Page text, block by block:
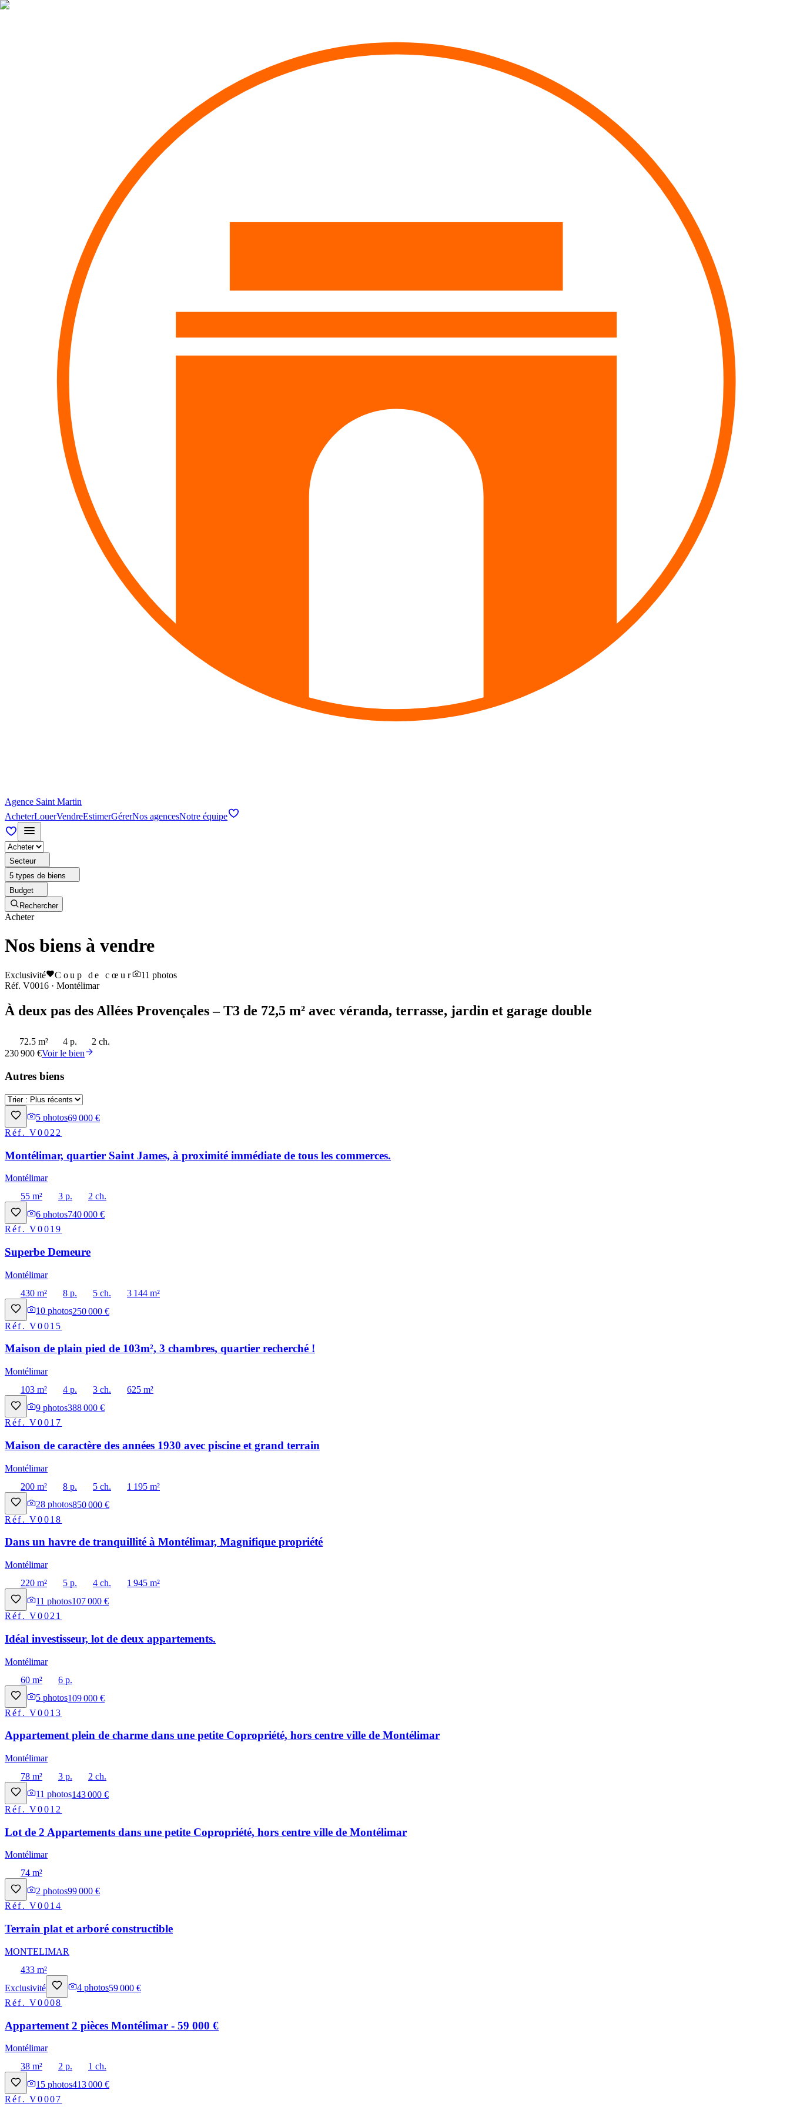
Agence Saint Martin
AcheterLouerVendreEstimerGérerNos agencesNotre équipe
Secteur
5 types de biens
Budget
Rechercher
Acheter
Nos biens à vendre
Exclusivité Coup de cœur 11 photos
Réf. V0016 · Montélimar
À deux pas des Allées Provençales – T3 de 72,5 m² avec véranda, terrasse, jardin et garage double
72.5 m² 4 p.
2 ch.
230 900 €Voir le bien
Autres biens
5 photos69 000 €
Réf.V0022
Montélimar, quartier Saint James, à proximité immédiate de tous les commerces.
Montélimar
55 m²
3 p.
2 ch.
6 photos740 000 €
Réf.V0019
Superbe Demeure
Montélimar
430 m²
8 p. 5 ch.
3 144 m²
10 photos250 000 €
Réf.V0015
Maison de plain pied de 103m², 3 chambres, quartier recherché !
Montélimar
103 m²
4 p. 3 ch.
625 m²
9 photos388 000 €
Réf.V0017
Maison de caractère des années 1930 avec piscine et grand terrain
Montélimar
200 m²
8 p. 5 ch.
1 195 m²
28 photos850 000 €
Réf.V0018
Dans un havre de tranquillité à Montélimar, Magnifique propriété
Montélimar
220 m²
5 p. 4 ch.
1 945 m²
11 photos107 000 €
Réf.V0021
Idéal investisseur, lot de deux appartements.
Montélimar
60 m²
6 p.
5 photos109 000 €
Réf.V0013
Appartement plein de charme dans une petite Copropriété, hors centre ville de Montélimar
Montélimar
78 m²
3 p.
2 ch.
11 photos143 000 €
Réf.V0012
Lot de 2 Appartements dans une petite Copropriété, hors centre ville de Montélimar
Montélimar
74 m²
2 photos99 000 €
Réf.V0014
Terrain plat et arboré constructible
MONTELIMAR
433 m²
Exclusivité
4 photos59 000 €
Réf.V0008
Appartement 2 pièces Montélimar - 59 000 €
Montélimar
38 m²
2 p.
1 ch.
15 photos413 000 €
Réf.V0007